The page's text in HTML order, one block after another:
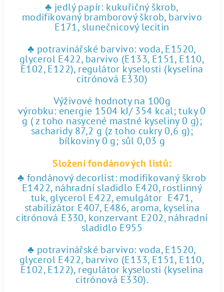
♣ jedlý papír: kukuřičný škrob,
modifikovaný bramborový škrob, barvivo
E171, slunečnicový lecitin
♣ potravinářské barvivo: voda, E1520,
glycerol E422, barvivo (E133, E151, E110,
E102, E122), regulátor kyselosti (kyselina
citrónová E330)
Výživové hodnoty na 100g
výrobku: energie 1504 kJ/ 354 kcal; tuky 0
g ( z toho nasycené mastné kyseliny 0 g);
sacharidy 87,2 g (z toho cukry 0,6 g);
bílkoviny 0 g; sůl 0,03 g
Složení fondánových listů:
♣ fondánový decorlist: modifikovaný škrob
E1422, náhradní sladidlo E420, rostlinný
tuk, glycerol E422, emulgátor E471,
stabilizátor E407, E486, aroma, kyselina
citrónová E330, konzervant E202, náhradní
sladidlo E955
♣ potravinářské barvivo: voda, E1520,
glycerol E422, barvivo (E133, E151, E110,
E102, E122), regulátor kyselosti (kyselina
citrónová E330).